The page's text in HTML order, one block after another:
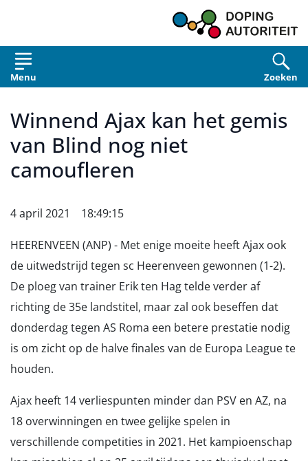
Menu Zoeken
Winnend Ajax kan het gemis
van Blind nog niet
camoufleren
4 april 2021 18:49:15
HEERENVEEN (ANP) - Met enige moeite heeft Ajax ook
de uitwedstrijd tegen sc Heerenveen gewonnen (1-2).
De ploeg van trainer Erik ten Hag telde verder af
richting de 35e landstitel, maar zal ook beseffen dat
donderdag tegen AS Roma een betere prestatie nodig
is om zicht op de halve finales van de Europa League te
houden.
Ajax heeft 14 verliespunten minder dan PSV en AZ, na
18 overwinningen en twee gelijke spelen in
verschillende competities in 2021. Het kampioenschap